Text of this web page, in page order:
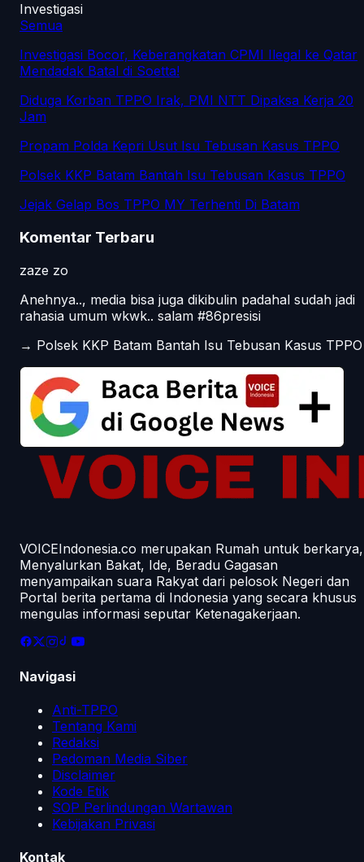
Investigasi
Semua
Investigasi Bocor, Keberangkatan CPMI Ilegal ke Qatar
Mendadak Batal di Soetta!
Diduga Korban TPPO Irak, PMI NTT Dipaksa Kerja 20
Jam
Propam Polda Kepri Usut Isu Tebusan Kasus TPPO
Polsek KKP Batam Bantah Isu Tebusan Kasus TPPO
Jejak Gelap Bos TPPO MY Terhenti Di Batam
Komentar Terbaru
zaze zo
Anehnya.., media bisa juga dikibulin padahal sudah jadi
rahasia umum wkwk.. salam #86presisi
→ Polsek KKP Batam Bantah Isu Tebusan Kasus TPPO
VOICEIndonesia.co merupakan Rumah untuk berkarya,
Menyalurkan Bakat, Ide, Beradu Gagasan
menyampaikan suara Rakyat dari pelosok Negeri dan
Portal berita pertama di Indonesia yang secara khusus
mengulas informasi seputar Ketenagakerjaan.
Navigasi
Anti-TPPO
Tentang Kami
Redaksi
Pedoman Media Siber
Disclaimer
Kode Etik
SOP Perlindungan Wartawan
Kebijakan Privasi
Kontak